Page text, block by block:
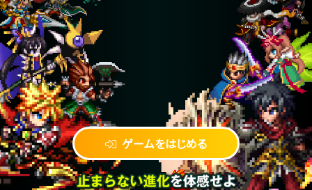
ゲームをはじめる